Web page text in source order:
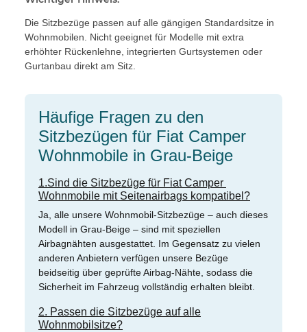
Die Sitzbezüge passen auf alle gängigen Standardsitze in
Wohnmobilen. Nicht geeignet für Modelle mit extra
erhöhter Rückenlehne, integrierten Gurtsystemen oder
Gurtanbau direkt am Sitz.
Häufige Fragen zu den
Sitzbezügen für Fiat Camper
Wohnmobile in Grau-Beige
1.Sind die Sitzbezüge für Fiat Camper
Wohnmobile mit Seitenairbags kompatibel?
Ja, alle unsere Wohnmobil-Sitzbezüge – auch dieses
Modell in Grau-Beige – sind mit speziellen
Airbagnähten ausgestattet. Im Gegensatz zu vielen
anderen Anbietern verfügen unsere Bezüge
beidseitig über geprüfte Airbag-Nähte, sodass die
Sicherheit im Fahrzeug vollständig erhalten bleibt.
2. Passen die Sitzbezüge auf alle
Wohnmobilsitze?